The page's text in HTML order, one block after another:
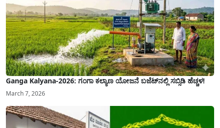
Ganga Kalyana-2026: ಗಂಗಾ ಕಲ್ಯಾಣ ಯೋಜನೆ ಬಜೆಟ್‌ನಲ್ಲಿ ಸಬ್ಸಿಡಿ ಹೆಚ್ಚಳ!
March 7, 2026